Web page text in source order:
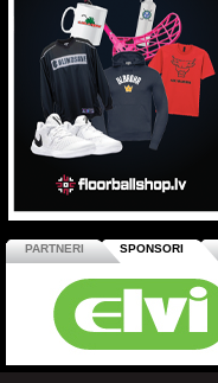
PARTNERI SPONSORI